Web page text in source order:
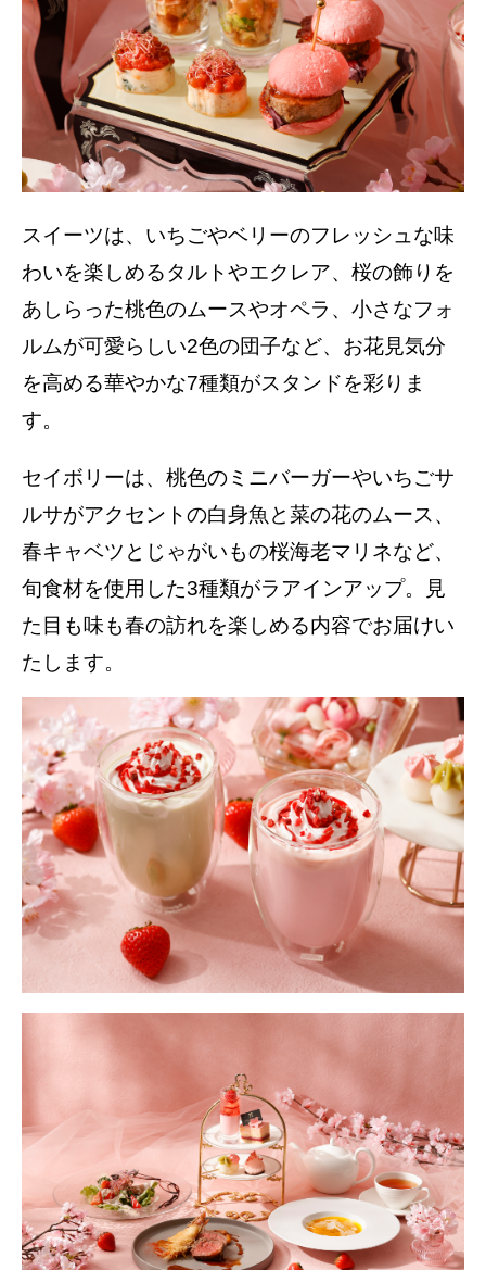
スイーツは、いちごやベリーのフレッシュな味
わいを楽しめるタルトやエクレア、桜の飾りを
あしらった桃色のムースやオペラ、小さなフォ
ルムが可愛らしい2色の団子など、お花見気分
を高める華やかな7種類がスタンドを彩りま
す。
セイボリーは、桃色のミニバーガーやいちごサ
ルサがアクセントの白身魚と菜の花のムース、
春キャベツとじゃがいもの桜海老マリネなど、
旬食材を使用した3種類がラアインアップ。見
た目も味も春の訪れを楽しめる内容でお届けい
たします。